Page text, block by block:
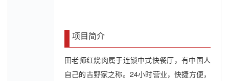
项目简介
田老师红烧肉属于连锁中式快餐厅，有中国人
自己的吉野家之称。24小时营业，快捷方便，